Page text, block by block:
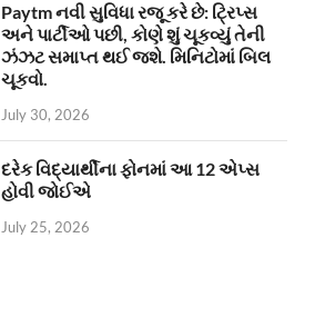
Paytm નવી સુવિધા રજૂ કરે છે: ટ્રિપ્સ
અને પાર્ટીઓ પછી, કોણે શું ચૂકવ્યું તેની
ઝંઝટ સમાપ્ત થઈ જશે. મિનિટોમાં બિલ
ચૂકવો.
July 30, 2026
દરેક વિદ્યાર્થીના ફોનમાં આ 12 એપ્સ
હોવી જોઈએ
July 25, 2026